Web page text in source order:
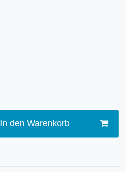
In den Warenkorb